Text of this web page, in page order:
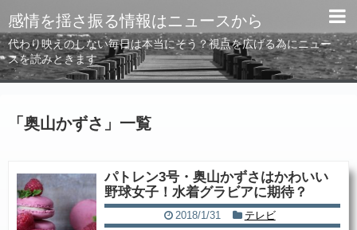
感情を揺さ振る情報はニュースから
代わり映えのしない毎日は本当にそう？視点を広げる為にニュー
スを読みときます
「 奥山かずさ 」 一覧
パトレン3号・奥山かずさはかわいい
野球女子！水着グラビアに期待？
2018/1/31
テレビ